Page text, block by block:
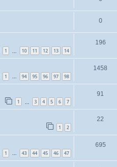
0
1 10 11 12 13 14
196
1 … 94 95 96 97 98
1458
1 3 4 5 6 7
91
1 2
22
1 … 43 44 45 46 47
695